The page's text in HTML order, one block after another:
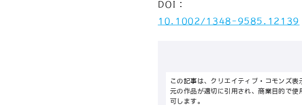
DOI：
10.1002/1348-9585.12139
この記事は、クリエイティブ・コモンズ
元の作品が適切に引用され、商業目的で
可します。